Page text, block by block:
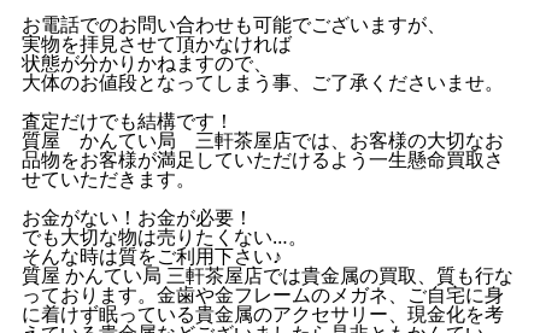
お電話でのお問い合わせも可能でございますが、
実物を拝見させて頂かなければ
状態が分かりかねますので、
大体のお値段となってしまう事、ご了承くださいませ。
査定だけでも結構です！
質屋 かんてい局 三軒茶屋店では、お客様の大切なお
品物をお客様が満足していただけるよう一生懸命買取さ
せていただきます。
お金がない！お金が必要！
でも大切な物は売りたくない…。
そんな時は質をご利用下さい♪
質屋 かんてい局 三軒茶屋店では貴金属の買取、質も行な
っております。金歯や金フレームのメガネ、ご自宅に身
に着けず眠っている貴金属のアクセサリー、現金化を考